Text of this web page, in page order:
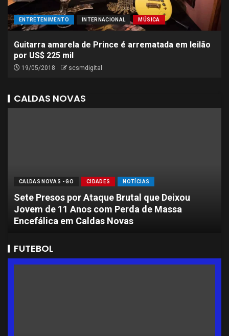
ENTRETENIMENTO INTERNACIONAL MÚSICA
Guitarra amarela de Prince é arrematada em leilão
por US$ 225 mil
19/05/2018 scsmdigital
CALDAS NOVAS
CALDAS NOVAS - GO CIDADES NOTÍCIAS
Sete Presos por Ataque Brutal que Deixou
Jovem de 11 Anos com Perda de Massa
Encefálica em Caldas Novas
FUTEBOL